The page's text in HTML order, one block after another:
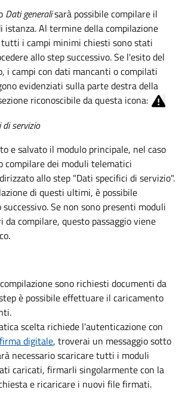
Dati generalisarà possibile compilare il
istanza. Al termine della compilazione
tutti i campi minimi chiesti sono stati
allo step successivo. Se l'esito del
i campi con dati mancanti o compilati
evidenziati sulla parte destra della
riconoscibile da questa icona:
servizio
e salvato il modulo principale, nel caso
compilare dei moduli telematici
allo step "Dati specifici di servizio".
di questi ultimi, è possibile
Se non sono presenti moduli
compilare, questo passaggio viene
sono richiesti documenti da
è possibile effettuare il caricamento
scelta richiede l'autenticazione con
firma digitale, troverai un messaggio sotto
necessario scaricare tutti i moduli
caricati, firmarli singolarmente con la
e ricaricare i nuovi file firmati.